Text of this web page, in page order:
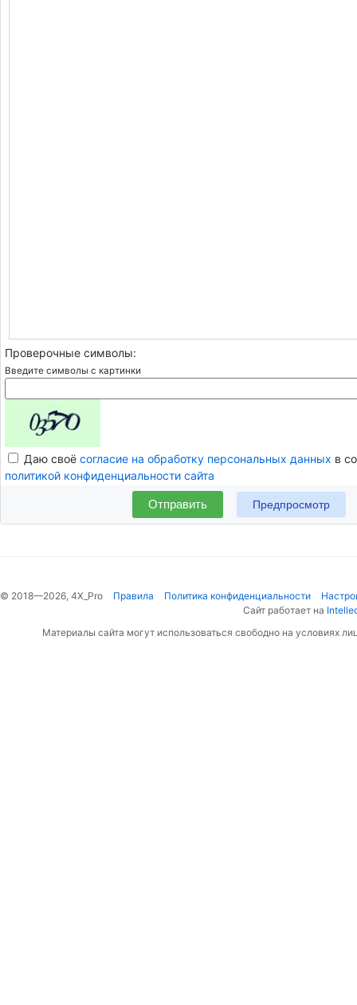
Проверочные символы:
Введите символы с картинки
Даю своё согласие на обработку персональных данных в
политикой конфиденциальности сайта
Отправить
© 2018—2026, 4X_Pro Правила Политика конфиденциальности
Сайт работает на
Материалы сайта могут использоваться свободно на условиях